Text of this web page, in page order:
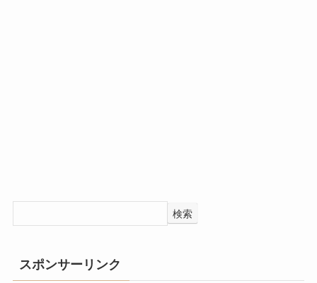
検索
スポンサーリンク